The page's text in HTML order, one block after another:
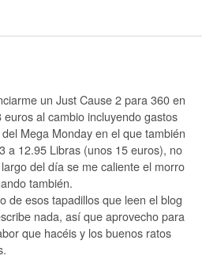
un Just Cause 2 para 360 en
al cambio incluyendo gastos
Mega Monday en el que también
a 12.95 Libras (unos 15 euros), no
del día se me caliente el morro
también.
de esos tapadillos que leen el blog
nada, así que aprovecho para
que hacéis y los buenos ratos